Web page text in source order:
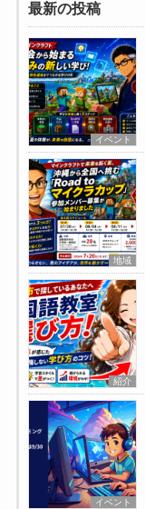
最新の投稿
イベント
地域
紹介
イベント